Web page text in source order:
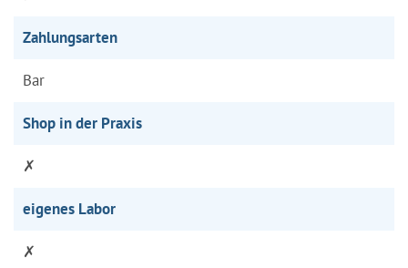
Zahlungsarten
Bar
Shop in der Praxis
✗
eigenes Labor
✗